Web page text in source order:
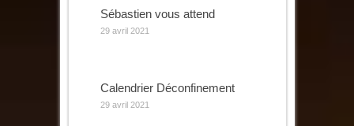
Sébastien vous attend
29 avril 2021
Calendrier Déconfinement
29 avril 2021